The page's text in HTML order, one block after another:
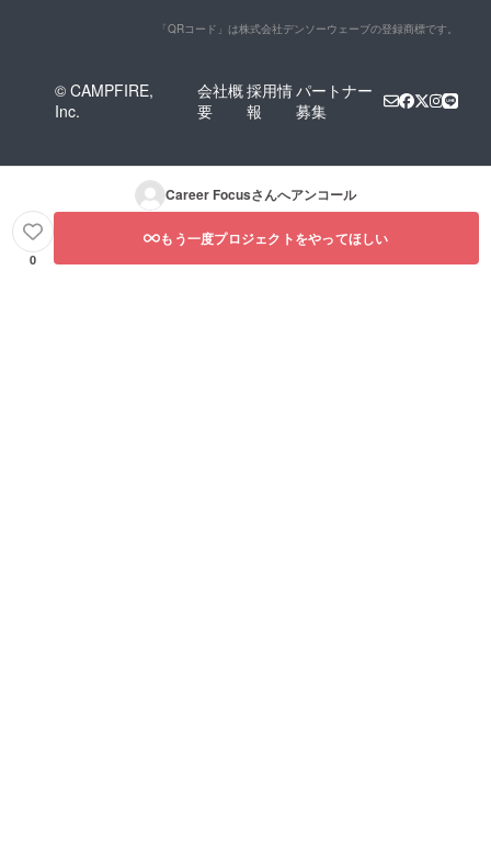
「QRコード」は株式会社デンソーウェーブの登録商標です。
© CAMPFIRE,
Inc.
会社概
要
採用情
報
パートナー
募集
Career Focusさんへアンコール
0
もう一度プロジェクトをやってほしい